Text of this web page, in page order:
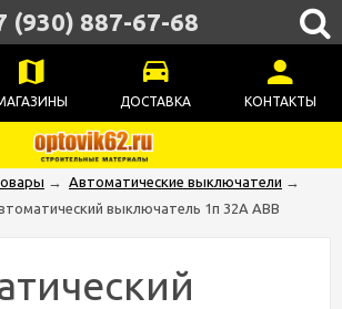
ДОСТАВКА КОНТАКТЫ
(930) 887-67-68
→ Автоматические выключатели →
выключатель 1п 32А ABB